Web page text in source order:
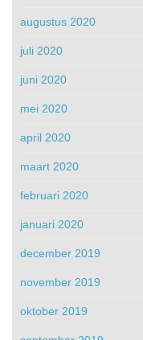
augustus 2020
juli 2020
juni 2020
mei 2020
april 2020
maart 2020
februari 2020
januari 2020
december 2019
november 2019
oktober 2019